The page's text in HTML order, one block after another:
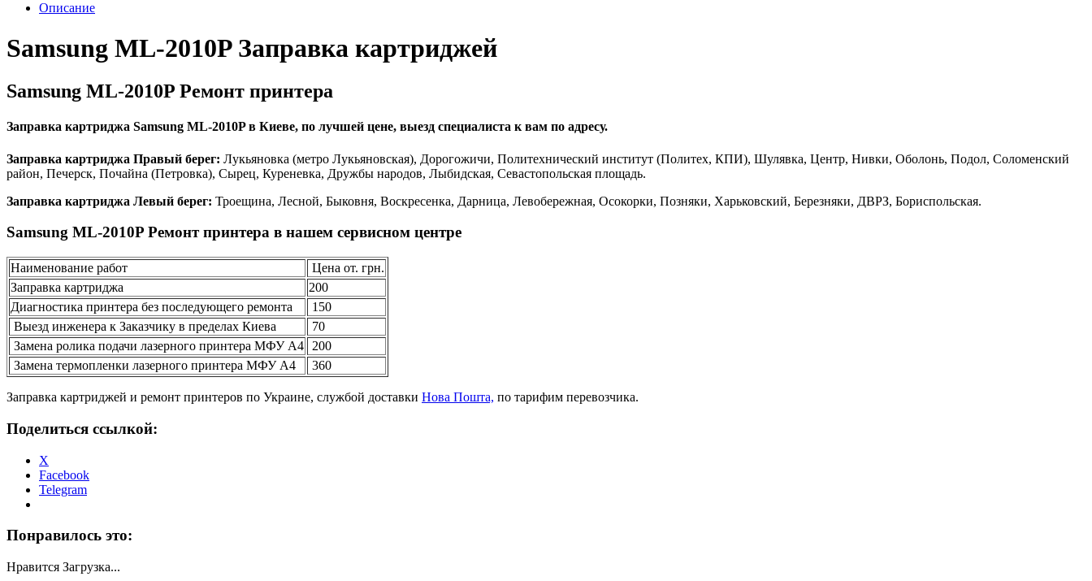
Описание
Samsung ML-2010P Заправка картриджей
Samsung ML-2010P Ремонт принтера
Заправка картриджа Samsung ML-2010P в Киеве, по лучшей цене, выезд специалиста к вам по адресу.
Заправка картриджа Правый берег: Лукьяновка (метро Лукьяновская), Дорогожичи, Политехнический институт (Политех, КПИ), Шулявка, Центр, Нивки, Оболонь, Подол, Соломенский
район, Печерск, Почайна (Петровка), Сырец, Куреневка, Дружбы народов, Лыбидская, Севастопольская площадь.
Заправка картриджа Левый берег: Троещина, Лесной, Быковня, Воскресенка, Дарница, Левобережная, Осокорки, Позняки, Харьковский, Березняки, ДВРЗ, Бориспольская.
Samsung ML-2010P Ремонт принтера в нашем сервисном центре
Наименование работ
Цена от. грн.
Заправка картриджа
200
Диагностика принтера без последующего ремонта
150
Выезд инженера к Заказчику в пределах Киева
70
Замена ролика подачи лазерного принтера МФУ А4
200
Замена термопленки лазерного принтера МФУ А4
360
Заправка картриджей и ремонт принтеров по Украине, службой доставки Нова Пошта, по тарифим перевозчика.
Поделиться ссылкой:
X
Facebook
Telegram
Понравилось это:
Нравится Загрузка...